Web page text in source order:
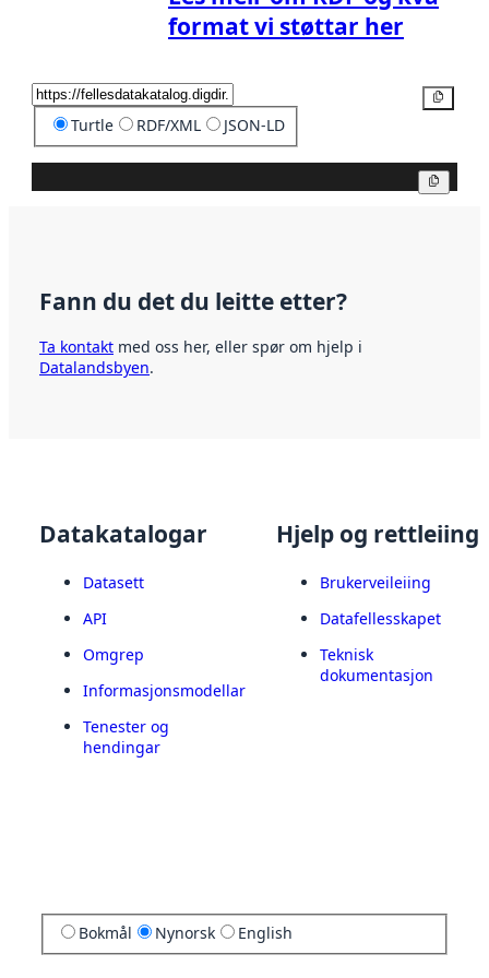
format vi støttar her
Turtle RDF/XML JSON-LD
Fann du det du leitte etter?
Ta kontakt med oss her, eller spør om hjelp i
Datalandsbyen.
Datakatalogar
Datasett
API
Omgrep
Informasjonsmodellar
Tenester og
hendingar
Hjelp og rettleiing
Brukerveileiing
Datafellesskapet
Teknisk
dokumentasjon
Bokmål Nynorsk English